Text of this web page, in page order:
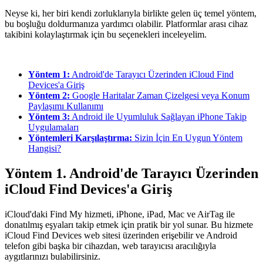
Neyse ki, her biri kendi zorluklarıyla birlikte gelen üç temel yöntem,
bu boşluğu doldurmanıza yardımcı olabilir. Platformlar arası cihaz
takibini kolaylaştırmak için bu seçenekleri inceleyelim.
Yöntem 1: Android'de Tarayıcı Üzerinden iCloud Find
Devices'a Giriş
Yöntem 2: Google Haritalar Zaman Çizelgesi veya Konum
Paylaşımı Kullanımı
Yöntem 3: Android ile Uyumluluk Sağlayan iPhone Takip
Uygulamaları
Yöntemleri Karşılaştırma: Sizin İçin En Uygun Yöntem
Hangisi?
Yöntem 1. Android'de Tarayıcı Üzerinden
iCloud Find Devices'a Giriş
iCloud'daki Find My hizmeti, iPhone, iPad, Mac ve AirTag ile
donatılmış eşyaları takip etmek için pratik bir yol sunar. Bu hizmete
iCloud Find Devices web sitesi üzerinden erişebilir ve Android
telefon gibi başka bir cihazdan, web tarayıcısı aracılığıyla
aygıtlarınızı bulabilirsiniz.